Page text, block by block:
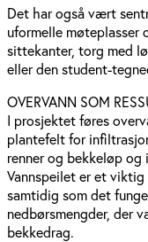
Det har også vært
uformelle møteplasser
sittekanter, torg med
eller den student-
OVERVANN SOM
I prosjektet føres
plantefelt for
renner og bekkeløp og
Vannspeilet er et viktig
samtidig som det
nedbørsmengder, der
bekkedrag.